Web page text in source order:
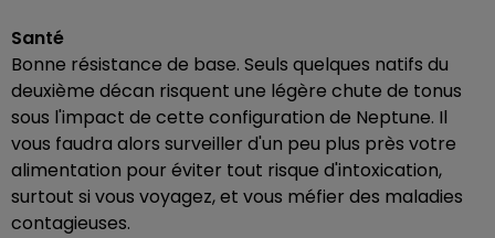
Santé
Bonne résistance de base. Seuls quelques natifs du
deuxième décan risquent une légère chute de tonus
sous l'impact de cette configuration de Neptune. Il
vous faudra alors surveiller d'un peu plus près votre
alimentation pour éviter tout risque d'intoxication,
surtout si vous voyagez, et vous méfier des maladies
contagieuses.